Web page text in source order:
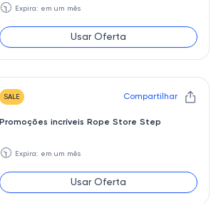
🕥 Expira: em um mês
Usar Oferta
SALE Compartilhar
Promoções incríveis Rope Store Step
🕥 Expira: em um mês
Usar Oferta